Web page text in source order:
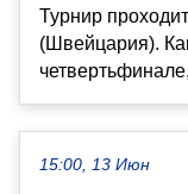
Турнир
(Швейцария).
15:00, 13 Июн